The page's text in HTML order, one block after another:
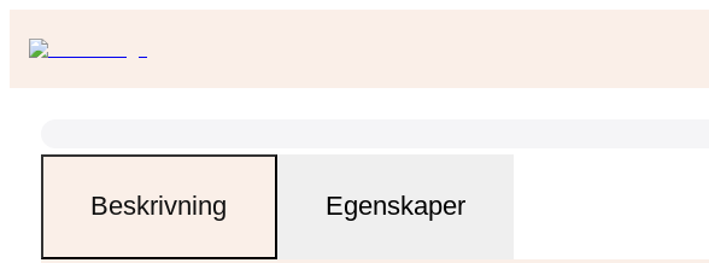
Beskrivning Egenskaper